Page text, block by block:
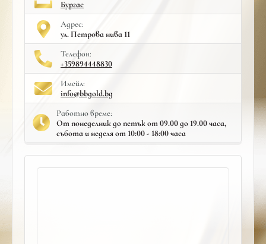
Бургас
Адрес:
ул. Петрова нива 11
Телефон:
+359894448830
Имейл:
info@bbgold.bg
Работно време:
От понеделник до петък от 09.00 до 19.00 часа,
събота и неделя от 10:00 - 18:00 часа